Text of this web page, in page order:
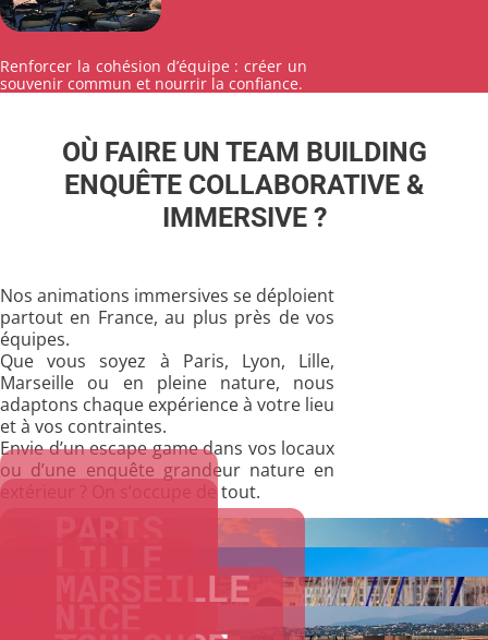
Renforcer la cohésion d’équipe : créer un
souvenir commun et nourrir la confiance.
OÙ FAIRE UN TEAM BUILDING
ENQUÊTE COLLABORATIVE &
IMMERSIVE ?
Nos animations immersives se déploient
partout en France, au plus près de vos
équipes.
Que vous soyez à Paris, Lyon, Lille,
Marseille ou en pleine nature, nous
adaptons chaque expérience à votre lieu
et à vos contraintes.
Envie d’unescapegamedans vos locaux
ou d’une enquête grandeur nature en
extérieur ? On s’occupe de tout.
MARSEILLE
NICE